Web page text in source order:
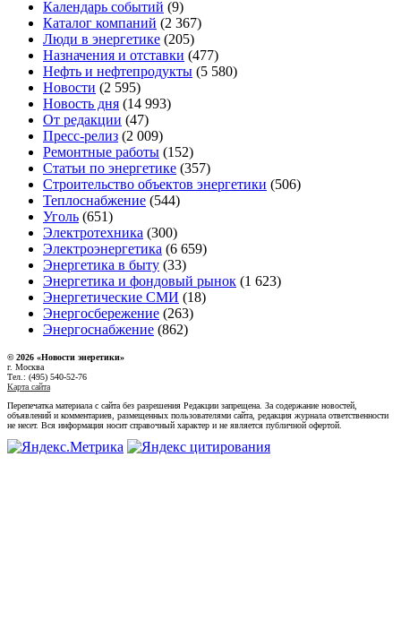
Календарь событий (9)
Каталог компаний (2 367)
Люди в энергетике (205)
Назначения и отставки (477)
Нефть и нефтепродукты (5 580)
Новости (2 595)
Новость дня (14 993)
От редакции (47)
Пресс-релиз (2 009)
Ремонтные работы (152)
Статьи по энергетике (357)
Строительство объектов энергетики (506)
Теплоснабжение (544)
Уголь (651)
Электротехника (300)
Электроэнергетика (6 659)
Энергетика в быту (33)
Энергетика и фондовый рынок (1 623)
Энергетические СМИ (18)
Энергосбережение (263)
Энергоснабжение (862)
© 2026 «Новости энеретики»
г. Москва
Тел.: (495) 540-52-76
Карта сайта
Перепечатка материала с сайта без разрешения Редакции запрещена. За содержание новостей,
объявлений и комментариев, размещенных пользователями сайта, редакция журнала ответственности
не несет. Вся информация носит справочный характер и не является публичной офертой.